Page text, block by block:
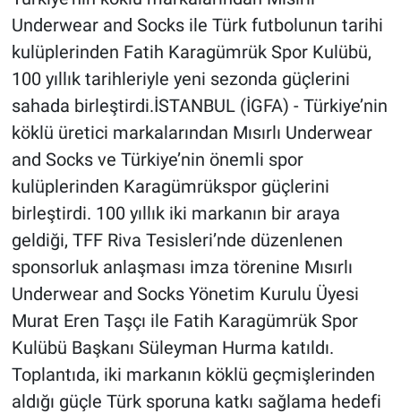
Underwear and Socks ile Türk futbolunun tarihi
kulüplerinden Fatih Karagümrük Spor Kulübü,
100 yıllık tarihleriyle yeni sezonda güçlerini
sahada birleştirdi.İSTANBUL (İGFA) - Türkiye’nin
köklü üretici markalarından Mısırlı Underwear
and Socks ve Türkiye’nin önemli spor
kulüplerinden Karagümrükspor güçlerini
birleştirdi. 100 yıllık iki markanın bir araya
geldiği, TFF Riva Tesisleri’nde düzenlenen
sponsorluk anlaşması imza törenine Mısırlı
Underwear and Socks Yönetim Kurulu Üyesi
Murat Eren Taşçı ile Fatih Karagümrük Spor
Kulübü Başkanı Süleyman Hurma katıldı.
Toplantıda, iki markanın köklü geçmişlerinden
aldığı güçle Türk sporuna katkı sağlama hedefi